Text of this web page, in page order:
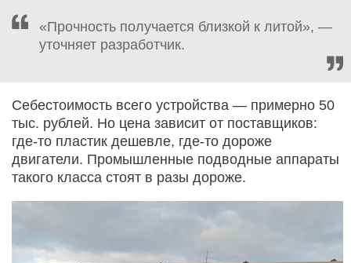
«Прочность получается близкой к литой», —
уточняет разработчик.
Себестоимость всего устройства — примерно 50
тыс. рублей. Но цена зависит от поставщиков:
где-то пластик дешевле, где-то дороже
двигатели. Промышленные подводные аппараты
такого класса стоят в разы дороже.